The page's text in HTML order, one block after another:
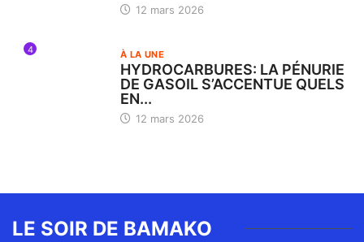
12 mars 2026
4 À LA UNE
HYDROCARBURES: LA PÉNURIE
DE GASOIL S’ACCENTUE QUELS
EN...
12 mars 2026
LE SOIR DE BAMAKO